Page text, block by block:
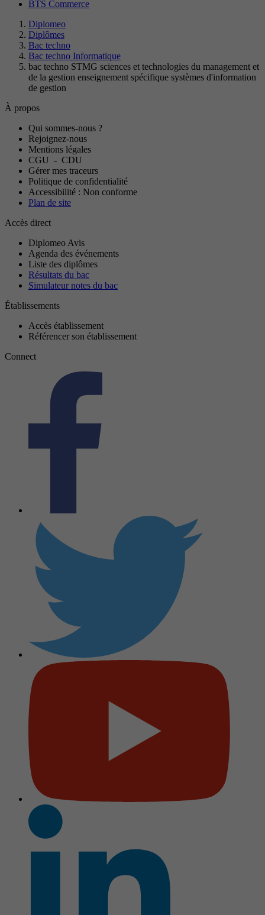
BTS Commerce
Diplomeo
Diplômes
Bac techno
Bac techno Informatique
bac techno STMG sciences et technologies du management et
de la gestion enseignement spécifique systèmes d'information
de gestion
À propos
Qui sommes-nous ?
Rejoignez-nous
Mentions légales
CGU - CDU
Gérer mes traceurs
Politique de confidentialité
Accessibilité : Non conforme
Plan de site
Accès direct
Diplomeo Avis
Agenda des événements
Liste des diplômes
Résultats du bac
Simulateur notes du bac
Établissements
Accès établissement
Référencer son établissement
Connect